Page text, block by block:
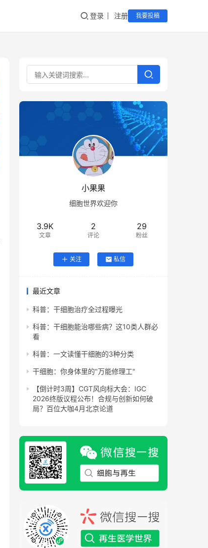
登录 注册 我要投稿
小果果
细胞世界欢迎你
3.9K
文章
2
评论
29
粉丝
关注 私信
最近文章
科普：干细胞治疗全过程曝光
科普：干细胞能治哪些病？这10类人群必
看
科普：一文读懂干细胞的3种分类
干细胞：你身体里的"万能修理工"
【倒计时3周】CGT风向标大会：IGC
2026终版议程公布！合规与创新如何破
局？百位大咖4月北京论道